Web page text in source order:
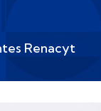
Renacyt